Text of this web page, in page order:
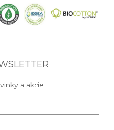
a akcie